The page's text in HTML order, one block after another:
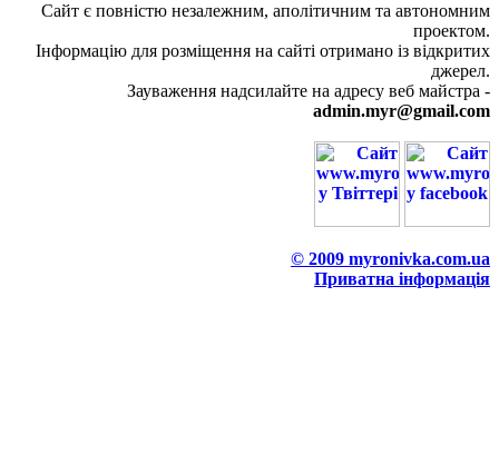
Сайт є повністю незалежним, аполітичним та автономним
проектом.
Інформацію для розміщення на сайті отримано із відкритих
джерел.
Зауваження надсилайте на адресу веб майстра -
admin.myr@gmail.com
© 2009 myronivka.com.ua
Приватна інформація